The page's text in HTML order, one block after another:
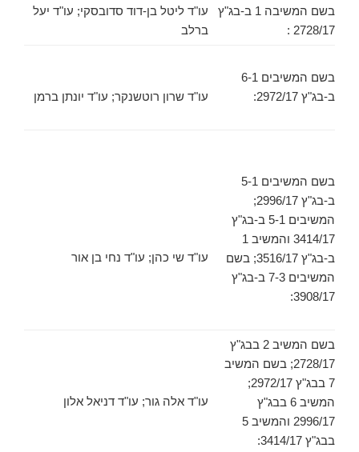
בשם המשיבה 1 ב-בג"ץ
2728/17 :
עו"ד ליטל בן-דוד סדובסקי; עו"ד יעל
ברלב
בשם המשיבים 6-1
ב-בג"ץ 2972/17:
עו"ד שרון רוטשנקר; עו"ד יונתן ברמן
בשם המשיבים 5-1
ב-בג"ץ 2996/17;
המשיבים 5-1 ב-בג"ץ
3414/17 והמשיב 1
ב-בג"ץ 3516/17; בשם
המשיבים 7-3 ב-בג"ץ
3908/17:
עו"ד שי כהן; עו"ד נחי בן אור
בשם המשיב 2 בבג"ץ
2728/17; בשם המשיב
7 בבג"ץ 2972/17;
המשיב 6 בבג"ץ
2996/17 והמשיב 5
בבג"ץ 3414/17:
עו"ד אלה גור; עו"ד דניאל אלון